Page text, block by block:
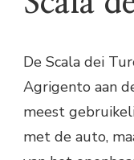
De Scala dei
Agrigento aan
meest
met de auto,